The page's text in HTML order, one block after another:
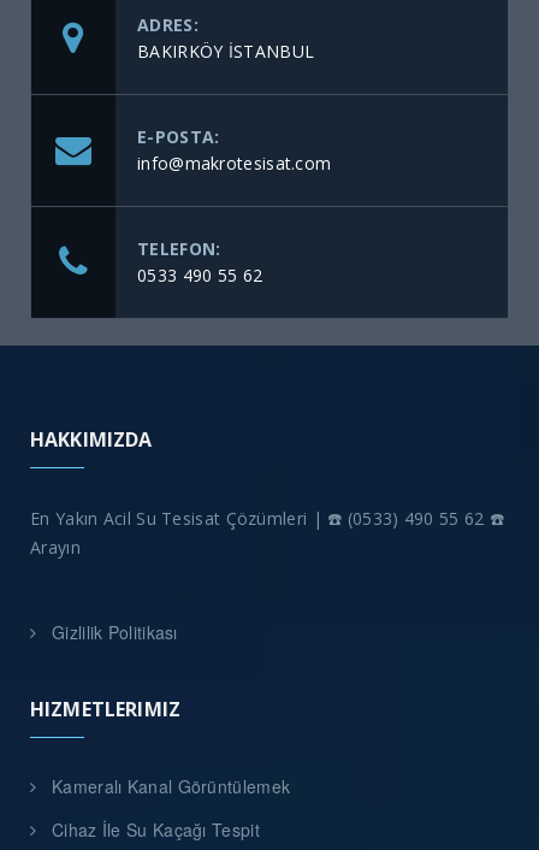
ADRES:
BAKIRKÖY İSTANBUL
E-POSTA:
info@makrotesisat.com
TELEFON:
0533 490 55 62
HAKKIMIZDA
En Yakın Acil Su Tesisat Çözümleri | ☎️ (0533) 490 55 62 ☎️
Arayın
Gizlilik Politikası
HIZMETLERIMIZ
Kameralı Kanal Görüntülemek
Cihaz İle Su Kaçağı Tespit